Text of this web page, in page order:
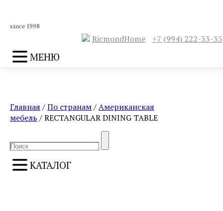
since 1998
RicmondHome +7 (994) 222-33-35
МЕНЮ
Главная /По странам/Американская
мебель / RECTANGULAR DINING TABLE
for:
КАТАЛОГ